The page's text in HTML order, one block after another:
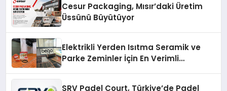
Cesur Packaging, Mısır’daki Üretim
Üssünü Büyütüyor
Elektrikli Yerden Isıtma Seramik ve
Parke Zeminler İçin En Verimli
SRV Padel Court, Türkiye’de Padel